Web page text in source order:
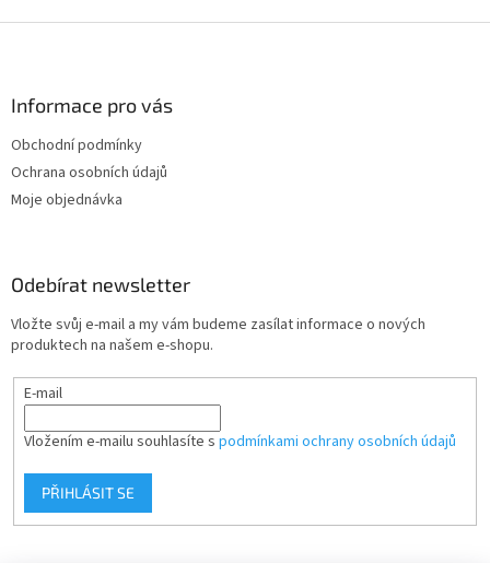
Informace pro vás
Obchodní podmínky
Ochrana osobních údajů
Moje objednávka
Odebírat newsletter
Vložte svůj e-mail a my vám budeme zasílat informace o nových
produktech na našem e-shopu.
E-mail
Vložením e-mailu souhlasíte s podmínkami ochrany osobních údajů
PŘIHLÁSIT SE